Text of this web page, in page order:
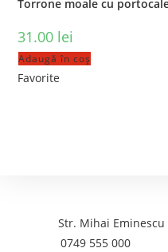
Torrone moale cu
31.00 lei
Adaugă în coș
Favorite
Adresa:Str. Mihai
Telefon:0749 555 000